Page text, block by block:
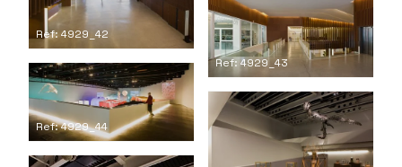
Ref: 4929_42
Ref: 4929_43
Ref: 4929_44